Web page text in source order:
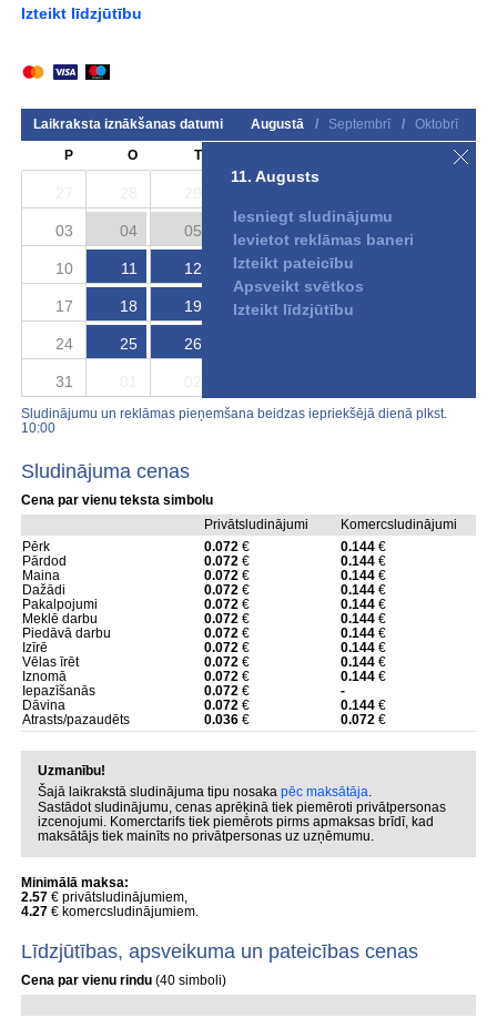
Izteikt līdzjūtību
Laikraksta iznākšanas datumi Augustā / Septembrī /
Oktobrī
P
O T S
03 04 05 06 07
10 11 12 13 14
17 18 19 20 21
24 25 26
31
11. Augusts
Iesniegt sludinājumu
Ievietot reklāmas baneri
Izteikt pateicību
Apsveikt svētkos
Izteikt līdzjūtību
Sludinājumu un reklāmas pieņemšana beidzas iepriekšējā dienā plkst.
10:00
Sludinājuma cenas
Cena par vienu teksta simbolu
Privātsludinājumi
Komercsludinājumi
Pērk
0.072€ 0.144€
Pārdod
0.072€ 0.144€
Maina
0.072€ 0.144€
Dažādi
0.072€ 0.144€
Pakalpojumi
0.072€ 0.144€
Meklē darbu
0.072€ 0.144€
Piedāvā darbu
0.072€ 0.144€
Izīrē
0.072€ 0.144€
Vēlas īrēt
0.072€ 0.144€
Iznomā
0.072€ 0.144€
Iepazīšanās
0.072€
-
Dāvina
0.072€ 0.144€
Atrasts/pazaudēts
0.036€ 0.072€
Uzmanību!
Šajā laikrakstā sludinājuma tipu nosaka pēc maksātāja.
Sastādot sludinājumu, cenas aprēķinā tiek piemēroti privātpersonas
izcenojumi. Komerctarifs tiek piemērots pirms apmaksas brīdī, kad
maksātājs tiek mainīts no privātpersonas uz uzņēmumu.
Minimālā maksa:
2.57€ privātsludinājumiem,
4.27€ komercsludinājumiem.
Līdzjūtības, apsveikuma un pateicības cenas
Cena par vienu rindu (40 simboli)